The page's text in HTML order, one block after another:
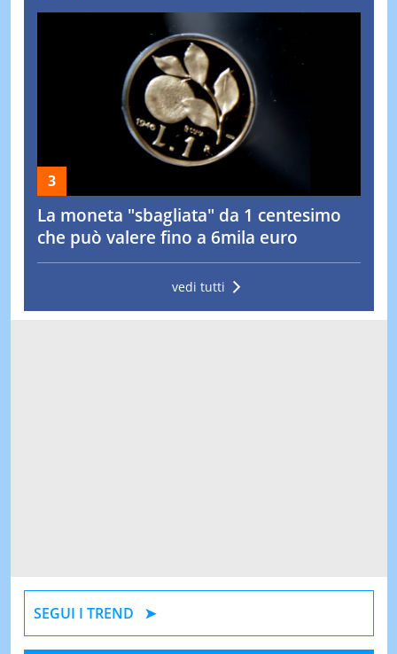
La moneta "sbagliata" da 1 centesimo
che può valere fino a 6mila euro
vedi tutti
SEGUI I TREND